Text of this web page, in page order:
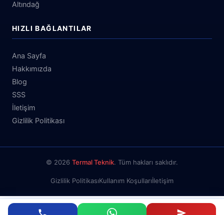
Altındağ
HIZLI BAĞLANTILAR
Ana Sayfa
Hakkımızda
Blog
SSS
İletişim
Gizlilik Politikası
© 2026 Termal Teknik. Tüm hakları saklıdır.
Gizlilik PolitikasıKullanım Koşullarıİletişim